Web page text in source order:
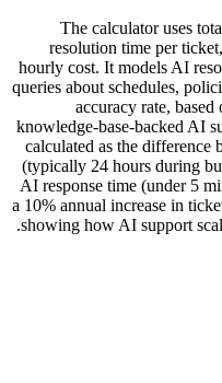
The calculator uses
resolution time per
hourly cost. It models AI
queries about schedules,
accuracy rate,
knowledge-base-backed AI
calculated as the difference
(typically 24 hours during
AI response time (under 5
a 10% annual increase in
showing how AI support